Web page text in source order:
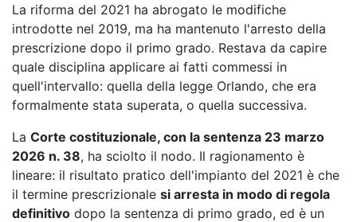
La riforma del 2021 ha abrogato le modifiche
introdotte nel 2019, ma ha mantenuto l'arresto della
prescrizione dopo il primo grado. Restava da capire
quale disciplina applicare ai fatti commessi in
quell'intervallo: quella della legge Orlando, che era
formalmente stata superata, o quella successiva.
La Corte costituzionale, con la sentenza 23 marzo
2026 n. 38, ha sciolto il nodo. Il ragionamento è
lineare: il risultato pratico dell'impianto del 2021 è che
il termine prescrizionale si arresta in modo di regola
definitivo dopo la sentenza di primo grado, ed è un